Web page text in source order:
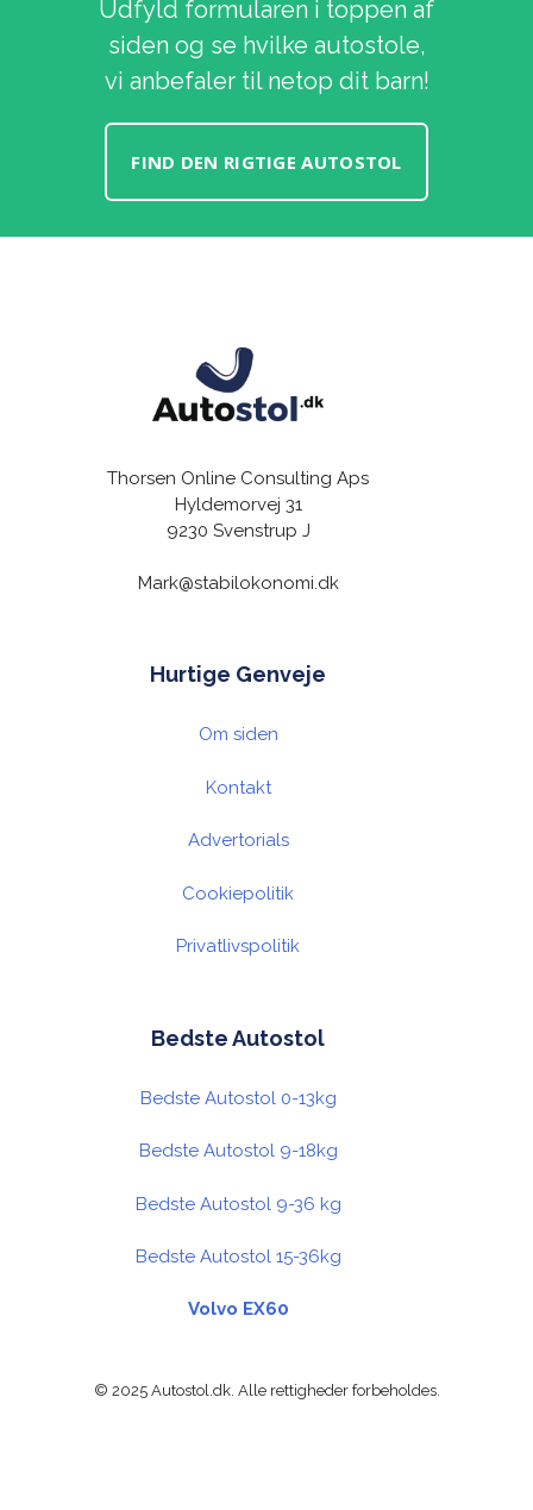
Udfyld formularen i toppen af
siden og se hvilke autostole,
vi anbefaler til netop dit barn!
FIND DEN RIGTIGE AUTOSTOL
Thorsen Online Consulting Aps
Hyldemorvej 31
9230 Svenstrup J
Mark@stabilokonomi.dk
Hurtige Genveje
Om siden
Kontakt
Advertorials
Cookiepolitik
Privatlivspolitik
Bedste Autostol
Bedste Autostol 0-13kg
Bedste Autostol 9-18kg
Bedste Autostol 9-36 kg
Bedste Autostol 15-36kg
Volvo EX60
© 2025 Autostol.dk. Alle rettigheder forbeholdes.